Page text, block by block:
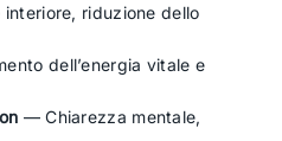
riduzione dello
dell’energia vitale e
— Chiarezza mentale,